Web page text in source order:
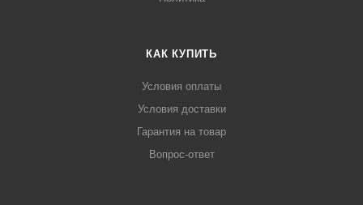
КАК КУПИТЬ
Условия оплаты
Условия доставки
Гарантия на товар
Вопрос-ответ